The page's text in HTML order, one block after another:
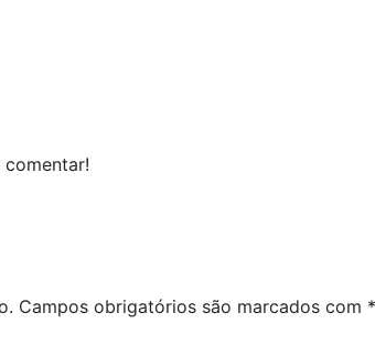
Campos obrigatórios são marcados com *